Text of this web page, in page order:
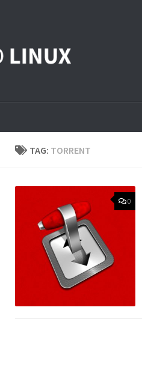
TAG: TORRENT
0